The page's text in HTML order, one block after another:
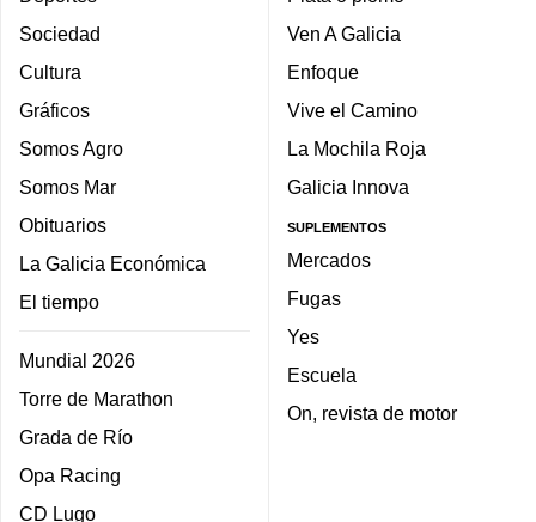
Sociedad
Cultura
Gráficos
Somos Agro
Somos Mar
Obituarios
La Galicia Económica
El tiempo
Mundial 2026
Torre de Marathon
Grada de Río
Opa Racing
CD Lugo
Ven A Galicia
Enfoque
Vive el Camino
La Mochila Roja
Galicia Innova
SUPLEMENTOS
Mercados
Fugas
Yes
Escuela
On, revista de motor